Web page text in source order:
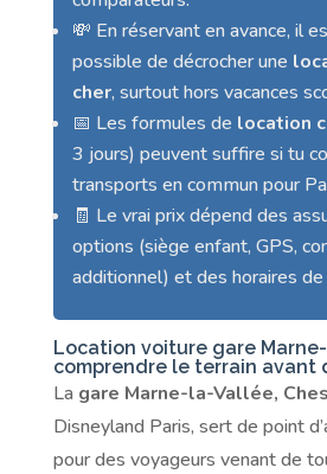
💸 En réservant en avance, il
possible de décrocher une
cher, surtout hors vacances
📅 Les formules de location
3 jours) peuvent suffire si tu
transports en commun pour
🧾 Le vrai prix dépend des
options (siège enfant, GPS,
additionnel) et des horaires
Location voiture gare
comprendre le terrain avant
La gare Marne-la-Vallée,
Disneyland Paris, sert de point
pour des voyageurs venant de